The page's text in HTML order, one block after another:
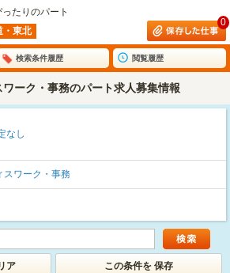
たりのパート
・東北
0
検索条件履歴 閲覧履歴
ーク・事務のパート求人募集情報
なし
スワーク・事務
ア この条件を 保存